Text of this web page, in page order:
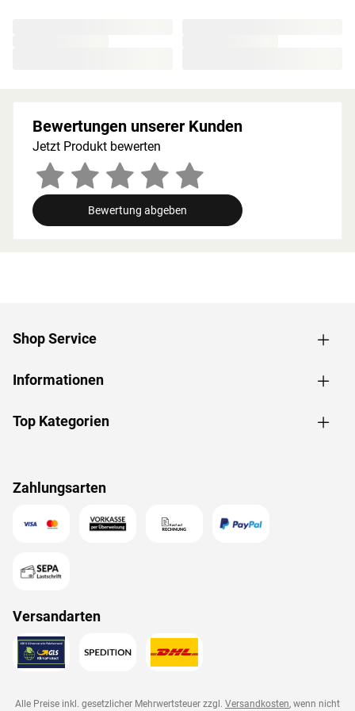
Bewertungen unserer Kunden
Jetzt Produkt bewerten
Bewertung abgeben
Shop Service
Informationen
Top Kategorien
Zahlungsarten
Versandarten
Alle Preise inkl. gesetzlicher Mehrwertsteuer zzgl. Versandkosten, wenn nicht